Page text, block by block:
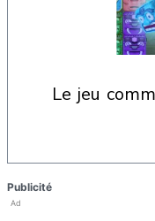
le jeu
Publicité
Ad